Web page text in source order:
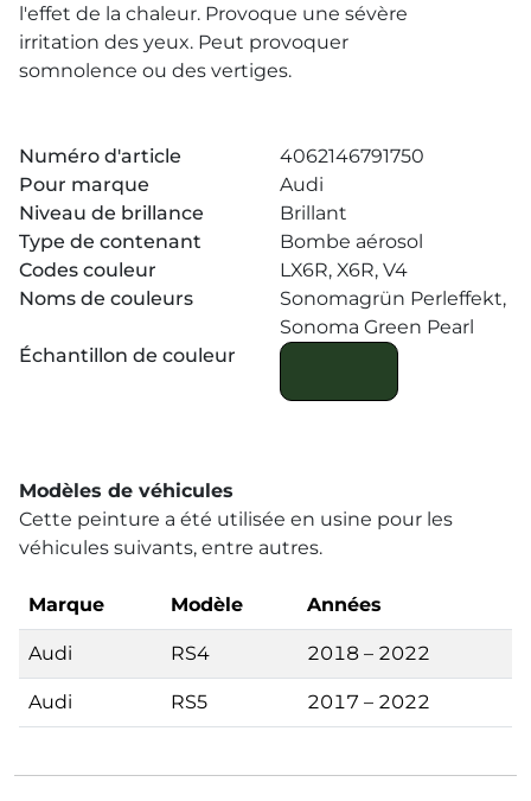
l'effet de la chaleur. Provoque une sévère
irritation des yeux. Peut provoquer
somnolence ou des vertiges.
Numéro d'article
4062146791750
Pour marque
Audi
Niveau de brillance
Brillant
Type de contenant
Bombe aérosol
Codes couleur
LX6R, X6R, V4
Noms de couleurs
Sonomagrün Perleffekt,
Sonoma Green Pearl
Échantillon de couleur
Modèles de véhicules
Cette peinture a été utilisée en usine pour les
véhicules suivants, entre autres.
Marque Modèle Années
Audi RS4 2018 – 2022
Audi RS5 2017 – 2022